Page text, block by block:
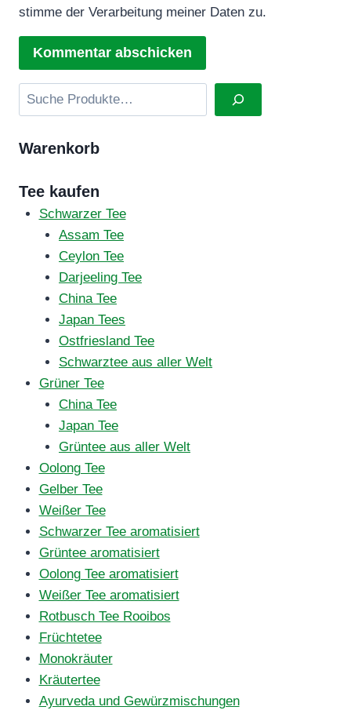
stimme der Verarbeitung meiner Daten zu.
Suchen
Warenkorb
Tee kaufen
Schwarzer Tee
Assam Tee
Ceylon Tee
Darjeeling Tee
China Tee
Japan Tees
Ostfriesland Tee
Schwarztee aus aller Welt
Grüner Tee
China Tee
Japan Tee
Grüntee aus aller Welt
Oolong Tee
Gelber Tee
Weißer Tee
Schwarzer Tee aromatisiert
Grüntee aromatisiert
Oolong Tee aromatisiert
Weißer Tee aromatisiert
Rotbusch Tee Rooibos
Früchtetee
Monokräuter
Kräutertee
Ayurveda und Gewürzmischungen